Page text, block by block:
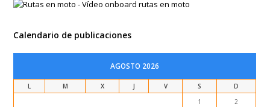
Calendario de publicaciones
AGOSTO 2026
L M X J V S
D
1
2